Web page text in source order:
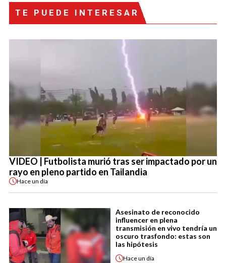
TE PUEDE INTERESAR
VIDEO | Futbolista murió tras ser impactado por un
rayo en pleno partido en Tailandia
Haceun día
Asesinato de reconocido
influencer en plena
transmisión en vivo tendría un
oscuro trasfondo: estas son
las hipótesis
Haceun día